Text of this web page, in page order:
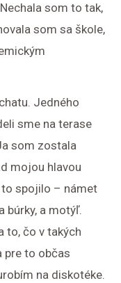
som to tak,
som sa škole,
Jedného
sme na terase
som zostala
mojou hlavou
spojilo – námet
búrky, a motýľ.
to, čo v takých
pre to občas
na diskotéke.